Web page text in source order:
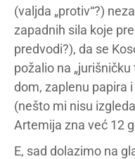
(valjda „protiv“?)
zapadnih sila koje
predvodi?), da se
požalio na
dom, zaplenu papira
(nešto mi nisu
Artemija zna već 12
E, sad dolazimo na